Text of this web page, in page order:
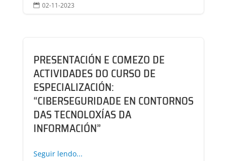
 02-11-2023
PRESENTACIÓN E COMEZO DE
ACTIVIDADES DO CURSO DE
ESPECIALIZACIÓN:
“CIBERSEGURIDADE EN CONTORNOS
DAS TECNOLOXÍAS DA
INFORMACIÓN”
Seguir lendo...